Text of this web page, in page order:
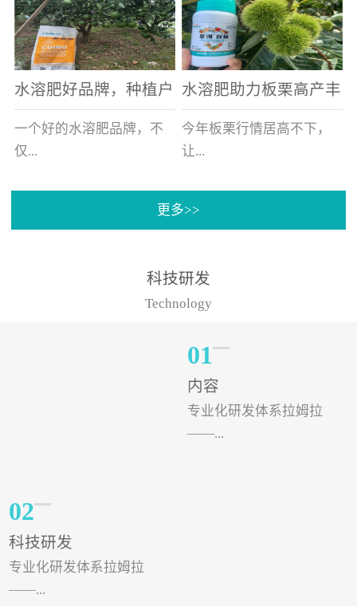
好的技术管理缺一不可，
相信广大白菜种植户们都
深有体会。今天就一起来
看看，什么样的水溶肥可
以让你的...
河北草莓区域话题不减，
不但在草莓上表现效果明
显，使用的种植户更是越
来越多。今天，借此机
会，一起来...
水溶肥好品牌，种植户
纷纷为“翠姆“点赞
一个好的水溶肥品牌，不
仅...
帮助作物增产增收，更要
实力。今天要讲的水溶肥
水溶肥助力板栗高产丰
产
今年板栗行情居高不下，
让...
许多板栗种植户都获得了
有位王大姐今年使用一款
非常火爆...
更多>>
科技研发
Technology
01
内容
专业化研发体系拉姆拉
——...
02
科技研发
专业化研发体系拉姆拉
——...